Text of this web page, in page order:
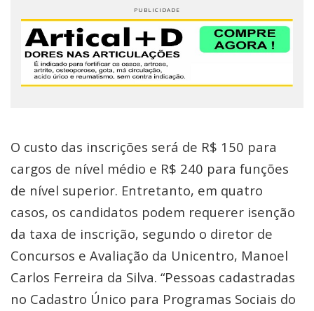
O custo das inscrições será de R$ 150 para
cargos de nível médio e R$ 240 para funções
de nível superior. Entretanto, em quatro
casos, os candidatos podem requerer isenção
da taxa de inscrição, segundo o diretor de
Concursos e Avaliação da Unicentro, Manoel
Carlos Ferreira da Silva. “Pessoas cadastradas
no Cadastro Único para Programas Sociais do